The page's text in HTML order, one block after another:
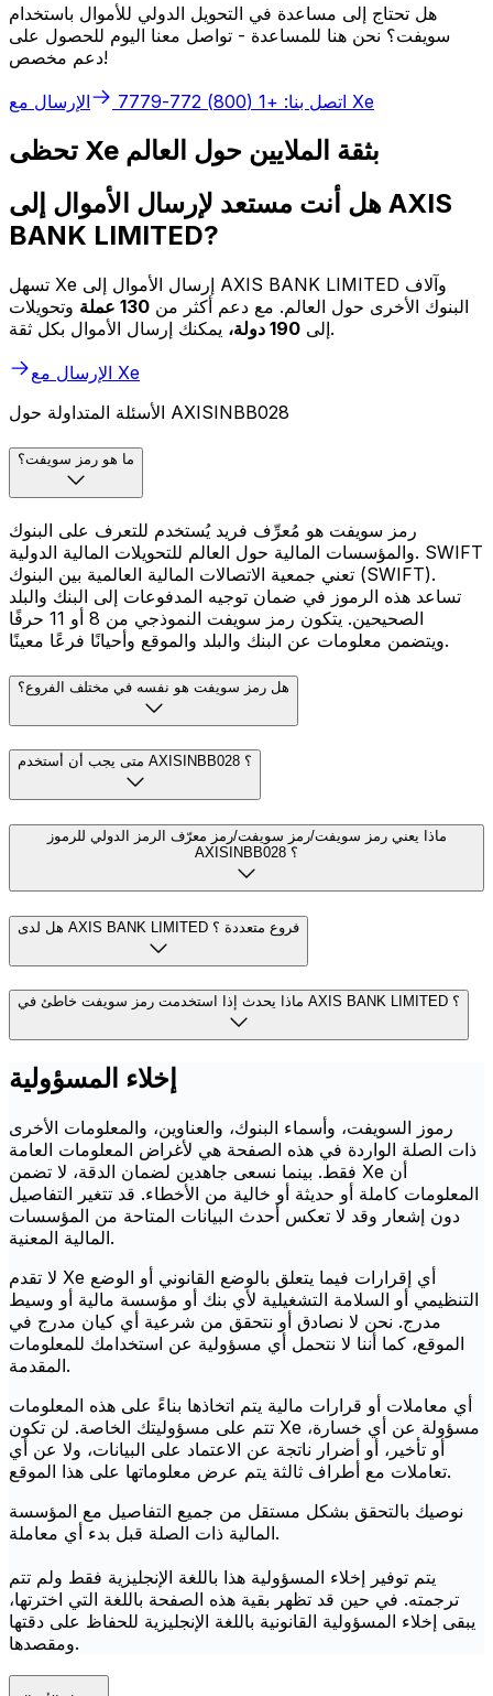
هل تحتاج إلى مساعدة في التحويل الدولي للأموال باستخدام
سويفت؟ نحن هنا للمساعدة - تواصل معنا اليوم للحصول على
دعم مخصص!
اتصل بنا: +1 (800) 772-7779 الإرسال مع Xe
تحظى Xe بثقة الملايين حول العالم
هل أنت مستعد لإرسال الأموال إلى AXIS
BANK LIMITED?
تسهل Xe إرسال الأموال إلى AXIS BANK LIMITED وآلاف
البنوك الأخرى حول العالم. مع دعم أكثر من 130 عملة
وتحويلات
إلى 190 دولة،
يمكنك إرسال الأموال بكل ثقة.
الإرسال مع Xe
الأسئلة المتداولة حول AXISINBB028
ما هو رمز سويفت؟
رمز سويفت هو مُعرِّف فريد يُستخدم للتعرف على البنوك
والمؤسسات المالية حول العالم للتحويلات المالية الدولية. SWIFT
تعني جمعية الاتصالات المالية العالمية بين البنوك (SWIFT).
تساعد هذه الرموز في ضمان توجيه المدفوعات إلى البنك والبلد
الصحيحين. يتكون رمز سويفت النموذجي من 8 أو 11 حرفًا
ويتضمن معلومات عن البنك والبلد والموقع وأحيانًا فرعًا معينًا.
هل رمز سويفت هو نفسه في مختلف الفروع؟
متى يجب أن أستخدم AXISINBB028 ؟
ماذا يعني رمز سويفت/رمز سويفت/رمز معرّف الرمز الدولي للرموز
AXISINBB028 ؟
هل لدى AXIS BANK LIMITED فروع متعددة ؟
ماذا يحدث إذا استخدمت رمز سويفت خاطئ في AXIS BANK LIMITED ؟
إخلاء المسؤولية
رموز السويفت، وأسماء البنوك، والعناوين، والمعلومات الأخرى
ذات الصلة الواردة في هذه الصفحة هي لأغراض المعلومات العامة
فقط. بينما نسعى جاهدين لضمان الدقة، لا تضمن Xe أن
المعلومات كاملة أو حديثة أو خالية من الأخطاء. قد تتغير التفاصيل
دون إشعار وقد لا تعكس أحدث البيانات المتاحة من المؤسسات
المالية المعنية.
لا تقدم Xe أي إقرارات فيما يتعلق بالوضع القانوني أو الوضع
التنظيمي أو السلامة التشغيلية لأي بنك أو مؤسسة مالية أو وسيط
مدرج. نحن لا نصادق أو نتحقق من شرعية أي كيان مدرج في
الموقع، كما أننا لا نتحمل أي مسؤولية عن استخدامك للمعلومات
المقدمة.
أي معاملات أو قرارات مالية يتم اتخاذها بناءً على هذه المعلومات
تتم على مسؤوليتك الخاصة. لن تكون Xe مسؤولة عن أي خسارة،
أو تأخير، أو أضرار ناتجة عن الاعتماد على البيانات، ولا عن أي
تعاملات مع أطراف ثالثة يتم عرض معلوماتها على هذا الموقع.
نوصيك بالتحقق بشكل مستقل من جميع التفاصيل مع المؤسسة
المالية ذات الصلة قبل بدء أي معاملة.
يتم توفير إخلاء المسؤولية هذا باللغة الإنجليزية فقط ولم تتم
ترجمته. في حين قد تظهر بقية هذه الصفحة باللغة التي اخترتها،
يبقى إخلاء المسؤولية القانونية باللغة الإنجليزية للحفاظ على دقتها
ومقصدها.